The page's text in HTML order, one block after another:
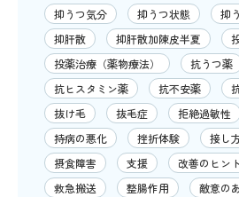
抑うつ気分
抑うつ状態 抑
抑肝散
抑肝散加陳皮半夏
投薬治療（薬物療法）
抗うつ薬
抗ヒスタミン薬
抗不安薬
抜け毛
抜毛症 拒絶過敏性
持病の悪化
挫折体験 接し
摂食障害
支援 改善のヒント
救急搬送
整腸作用
敵意の